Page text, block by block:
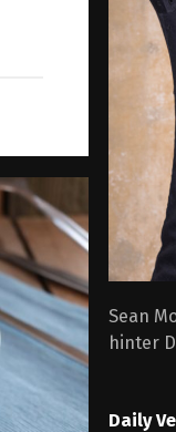
Sean
hinter
Daily